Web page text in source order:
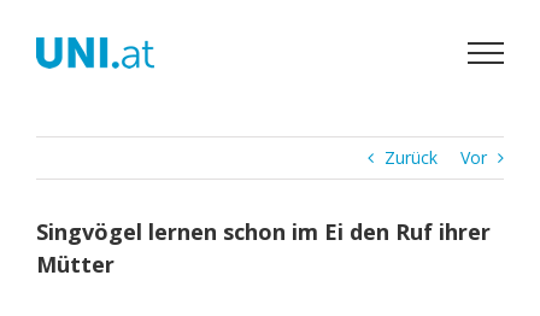
Inhalt
springen
Zurück Vor
Singvögel lernen schon im Ei den Ruf ihrer
Mütter